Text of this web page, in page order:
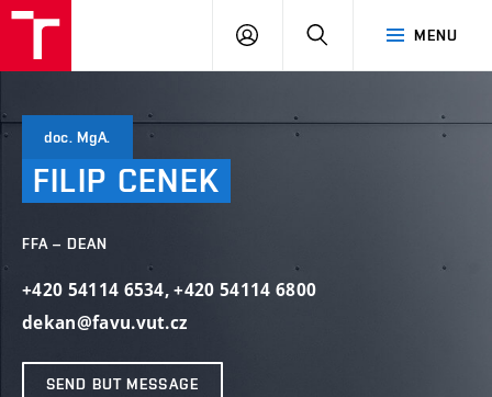
MENU
LOG
SEARCH
doc. MgA.
FILIP CENEK
FFA – DEAN
+420 54114 6534,+420 54114 6800
dekan@favu.vut.cz
SEND BUT MESSAGE